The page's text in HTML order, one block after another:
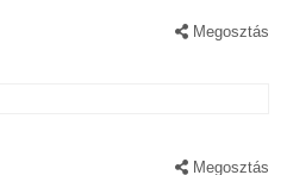
Megosztás
Megosztás